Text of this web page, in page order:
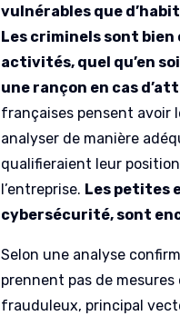
vulnérables que
Les criminels sont
activités, quel qu’en
une rançon en cas
françaises pensent avoir
analyser de manière
qualifieraient leur
l’entreprise. Les petites
cybersécurité, sont
Selon une analyse
prennent pas de
frauduleux, principal